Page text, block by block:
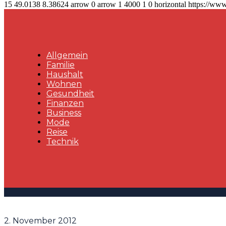
15 49.0138 8.38624 arrow 0 arrow 1 4000 1 0 horizontal https://
Allgemein
Familie
Haushalt
Wohnen
Gesundheit
Finanzen
Business
Mode
Reise
Technik
2. November 2012